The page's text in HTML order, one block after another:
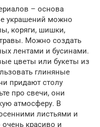
– основа
украшений можно
коряги, шишки,
Можно создать
лентами и бусинами.
цветы или букеты из
глиняные
придают столу
про свечи, они
атмосферу. В
листьями и
красиво и